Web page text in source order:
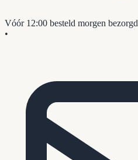
Vóór 12:00 besteld morgen bezorgd
•